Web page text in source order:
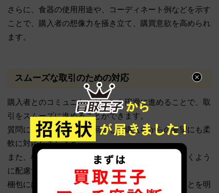
さらに、食器の使用用途や、コーディネート例などを示す
ことで、購入者の想像力を掻き立て、購買意欲を高められ
ます。
スムーズな取引のための対応
購入者とのコミュニケーションを円滑に進めることで、取
引をスムーズに進めることができます。
質問には迅速かつ丁寧に回答し、購入者からの要望にも柔
軟に対応しましょう。
また、梱包や発送にも注意を払い、食器が安全に届くよう
に配慮することが大切です。
梱包には、緩衝材を十分に使用し、割れ物であることを明